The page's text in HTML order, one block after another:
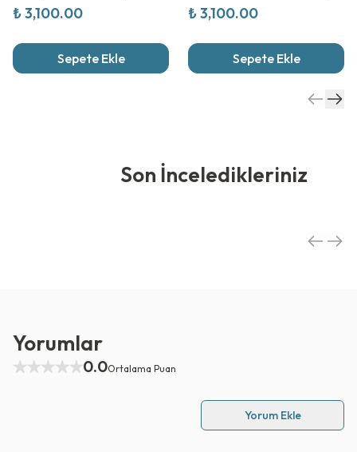
Gözlüğü
₺ 3,100.00
Sepete Ekle
Gözlüğü
₺ 3,100.00
Sepete Ekle
Son İnceledikleriniz
Yorumlar
0.0Ortalama Puan
Yorum Ekle